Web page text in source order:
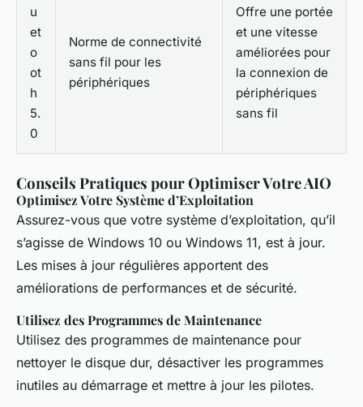
u
et
o
ot
h
5.
0
Norme de connectivité
sans fil pour les
périphériques
Offre une portée
et une vitesse
améliorées pour
la connexion de
périphériques
sans fil
Conseils Pratiques pour Optimiser Votre AIO
Optimisez Votre Système d’Exploitation
Assurez-vous que votre système d’exploitation, qu’il
s’agisse de Windows 10 ou Windows 11, est à jour.
Les mises à jour régulières apportent des
améliorations de performances et de sécurité.
Utilisez des Programmes de Maintenance
Utilisez des programmes de maintenance pour
nettoyer le disque dur, désactiver les programmes
inutiles au démarrage et mettre à jour les pilotes.